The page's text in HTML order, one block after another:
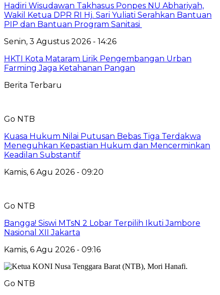
Hadiri Wisudawan Takhasus Ponpes NU Abhariyah,
Wakil Ketua DPR RI Hj. Sari Yuliati Serahkan Bantuan
PIP dan Bantuan Program Sanitasi
Senin, 3 Agustus 2026 - 14:26
HKTI Kota Mataram Lirik Pengembangan Urban
Farming Jaga Ketahanan Pangan
Berita Terbaru
Go NTB
Kuasa Hukum Nilai Putusan Bebas Tiga Terdakwa
Meneguhkan Kepastian Hukum dan Mencerminkan
Keadilan Substantif
Kamis, 6 Agu 2026 - 09:20
Go NTB
Bangga! Siswi MTsN 2 Lobar Terpilih Ikuti Jambore
Nasional XII Jakarta
Kamis, 6 Agu 2026 - 09:16
Go NTB